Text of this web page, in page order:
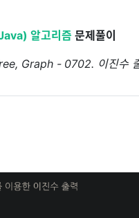
알고리즘 문제풀이
Graph - 0702. 이진수